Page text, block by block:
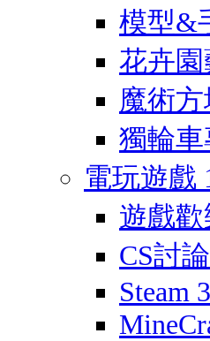
模型&
花卉園
魔術方
獨輪車
電玩遊戲
遊戲
CS討論
Steam 3